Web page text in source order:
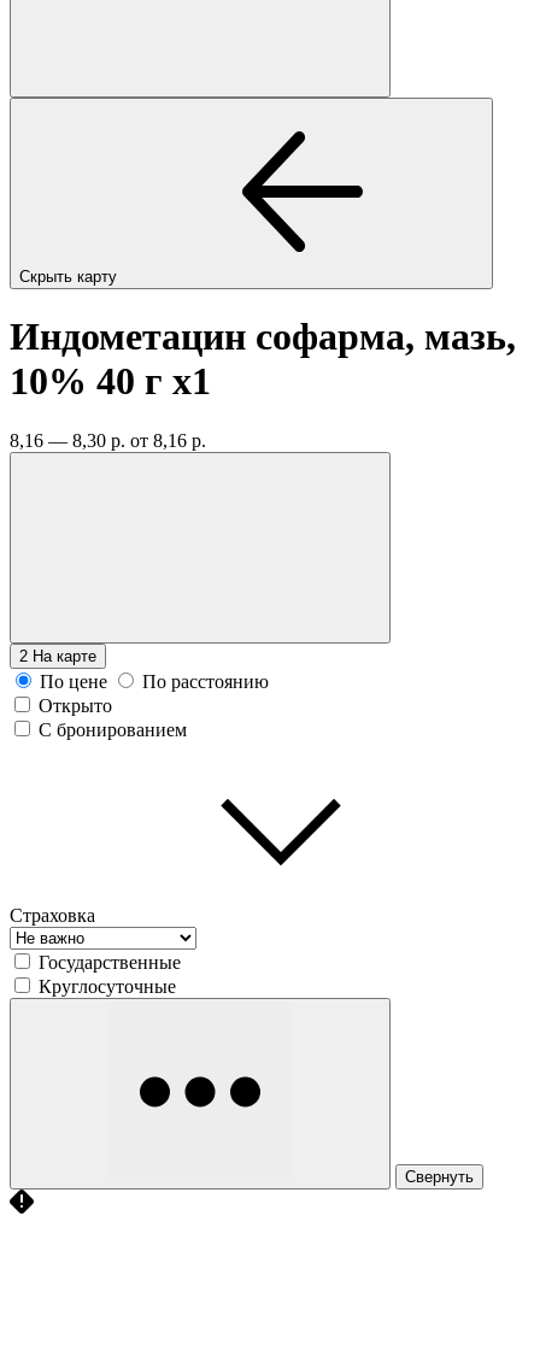
Скрыть карту
Индометацин софарма, мазь,
10% 40 г x1
8,16 — 8,30 р. от 8,16 р.
2 На карте
По цене
По расстоянию
Открыто
С бронированием
Страховка
Государственные
Круглосуточные
Свернуть